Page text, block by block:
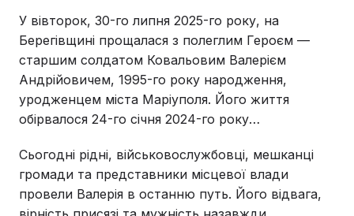
У вівторок, 30-го липня 2025-го року, на
Берегівщині прощалася з полеглим Героєм —
старшим солдатом Ковальовим Валерієм
Андрійовичем, 1995-го року народження,
уродженцем міста Маріуполя. Його життя
обірвалося 24-го січня 2024-го року…
Сьогодні рідні, військовослужбовці, мешканці
громади та представники місцевої влади
провели Валерія в останню путь. Його відвага,